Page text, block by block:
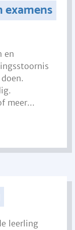
examens
en
meer...
leerling